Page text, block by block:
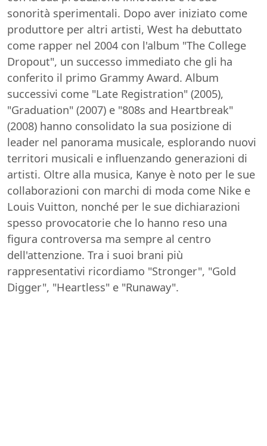
sonorità sperimentali. Dopo aver iniziato come
produttore per altri artisti, West ha debuttato
come rapper nel 2004 con l'album "The College
Dropout", un successo immediato che gli ha
conferito il primo Grammy Award. Album
successivi come "Late Registration" (2005),
"Graduation" (2007) e "808s and Heartbreak"
(2008) hanno consolidato la sua posizione di
leader nel panorama musicale, esplorando nuovi
territori musicali e influenzando generazioni di
artisti. Oltre alla musica, Kanye è noto per le sue
collaborazioni con marchi di moda come Nike e
Louis Vuitton, nonché per le sue dichiarazioni
spesso provocatorie che lo hanno reso una
figura controversa ma sempre al centro
dell'attenzione. Tra i suoi brani più
rappresentativi ricordiamo "Stronger", "Gold
Digger", "Heartless" e "Runaway".